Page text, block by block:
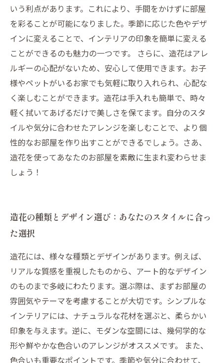
造花の魅力を再発見！あなたの暮らしを豊かに
するポイント
いう利点があります。これにより、手間をかけずに部屋
を彩ることが可能になりました。季節に応じた色やデザ
インに変えることで、インテリアの印象を簡単に変える
ことができるのも魅力の一つです。 さらに、造花はアレ
ルギーの心配がないため、安心して使用できます。お子
様やペットがいるお家でも気軽に取り入れられ、心配な
く楽しむことができます。造花は手入れも簡単で、時々
軽く拭いてあげるだけで美しさを保てます。自分のスタ
イルや気分に合わせたアレンジを楽しむことで、より個
性的なお部屋を作り出すことができるでしょう。さあ、
造花を使ってあなたのお部屋を素敵に生まれ変わらせま
しょう！
造花の種類とデザイン選び：あなたのスタイルに合っ
た選択
造花には、様々な種類とデザインがあります。例えば、
リアルな質感を重視したものから、アート的なデザイン
のものまで多岐にわたります。選ぶ際は、まずお部屋の
雰囲気やテーマを考慮することが大切です。シンプルな
インテリアには、ナチュラルな花材を選ぶと、柔らかい
印象を与えます。逆に、モダンな空間には、幾何学的な
形や鮮やかな色合いのアレンジがオススメです。 また、
色合いも重要なポイントです。季節や気分に合わせて、